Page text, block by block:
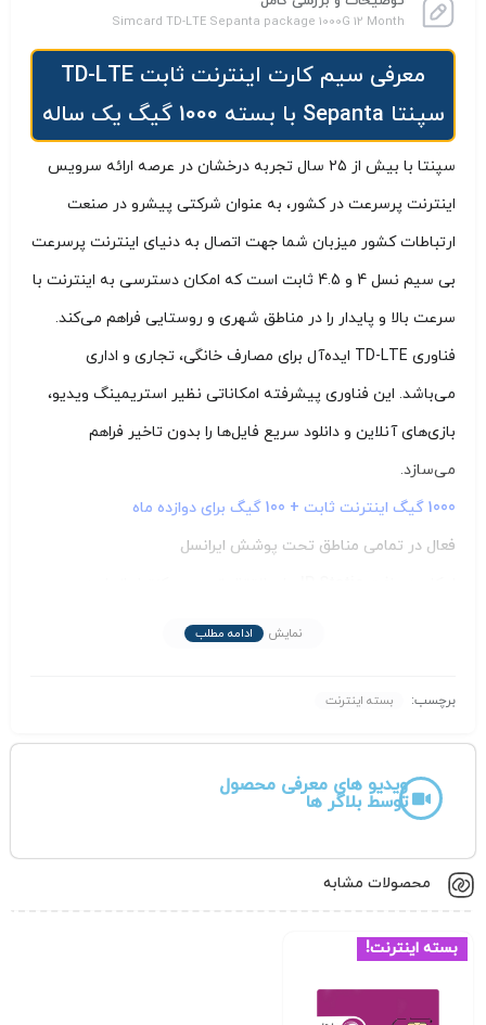
Simcard TD-LTE Sepanta package 1000G 12 Month
معرفی سیم کارت اینترنت ثابت TD-LTE
سپنتا Sepanta با بسته 1000 گیگ یک ساله
سپنتا با بیش از ۲۵ سال تجربه درخشان در عرصه ارائه سرویس
اینترنت پرسرعت در کشور، به عنوان شرکتی پیشرو در صنعت
ارتباطات کشور میزبان شما جهت اتصال به دنیای اینترنت پرسرعت
بی سیم نسل 4 و 4.5 ثابت است که امکان دسترسی به اینترنت با
سرعت بالا و پایدار را در مناطق شهری و روستایی فراهم می‌کند.
فناوری TD-LTE ایده‌آل برای مصارف خانگی، تجاری و اداری
می‌باشد. این فناوری پیشرفته امکاناتی نظیر استریمینگ ویدیو،
بازی‌های آنلاین و دانلود سریع فایل‌ها را بدون تاخیر فراهم
می‌سازد.
1000 گیگ اینترنت ثابت + 100 گیگ برای دوازده ماه
فعال در تمامی مناطق تحت پوشش ایرانسل
قابلیت کارکرد روی تمامی مودم های TD-LTE
سپنتا با افتخار به عنوان میزبان وفادارتان با بیشترین رضایت
دسترس مشتریان هستیم. در سپنتا ما با شعار دسترسی آسان
اینترنت برای همه با ارائه طرح های تشویقی متناسب با هر بودجه
لازم بذکر است دامنه ی گستره ی تحت پوشش این اپراتور مانند
میکند.
نمایش ادامه مطلب
برچسب: بسته اینترنت
ویدیو های معرفی محصول
توسط بلاگر ها
محصولات مشابه
بسته اینترنت!